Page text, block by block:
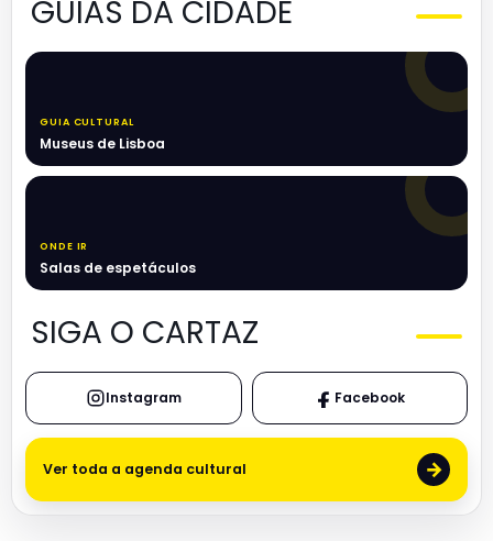
GUIAS DA CIDADE
GUIA CULTURAL
Museus de Lisboa
ONDE IR
Salas de espetáculos
SIGA O CARTAZ
Instagram Facebook
Ver toda a agenda cultural →